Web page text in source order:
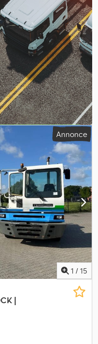
mm
, largeur totale:
BC 182 * Véhicule de
BDF * Attelage pour
à 25 km/h
état de
Annonce
1 / 15
|